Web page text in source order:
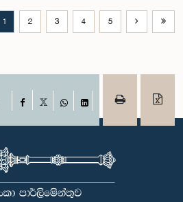
1 2 3 4 5
Facebook
WhatsAppLinkedIn